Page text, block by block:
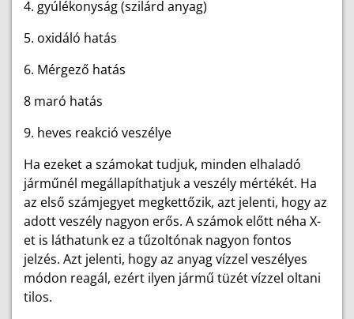
4. gyúlékonyság (szilárd anyag)
5. oxidáló hatás
6. Mérgező hatás
8 maró hatás
9. heves reakció veszélye
Ha ezeket a számokat tudjuk, minden elhaladó
járműnél megállapíthatjuk a veszély mértékét. Ha
az első számjegyet megkettőzik, azt jelenti, hogy az
adott veszély nagyon erős. A számok előtt néha X-
et is láthatunk ez a tűzoltónak nagyon fontos
jelzés. Azt jelenti, hogy az anyag vízzel veszélyes
módon reagál, ezért ilyen jármű tüzét vízzel oltani
tilos.